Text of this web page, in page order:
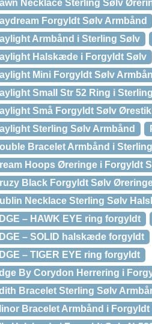
Necklace Sterling Sølv
Forgyldt Sølv Armbånd
Armbånd i Sterling Sølv
Halskæde i Forgyldt Sølv
Mini Forgyldt Sølv
Small Str 52 Ring i
Små Forgyldt Sølv
Sterling Sølv Armbånd
Bracelet Armbånd i
Hoops Øreringe i Forgyldt
Black Forgyldt Sølv
Necklace Sterling Sølv
– HAWK EYE ring forgyldt
– SOLID halskæde forgyldt
– TIGER EYE ring forgyldt
By Corydon Herrering i
Bracelet Sterling Sølv
Bracelet Armbånd i Forgyldt